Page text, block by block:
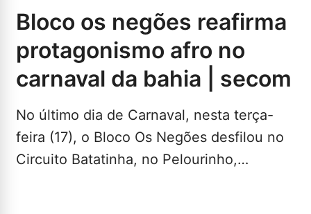
bloco os negões reafirma
protagonismo afro no
carnaval da bahia | secom
No último dia de Carnaval, nesta terça-
feira (17), o Bloco Os Negões desfilou no
Circuito Batatinha, no Pelourinho,